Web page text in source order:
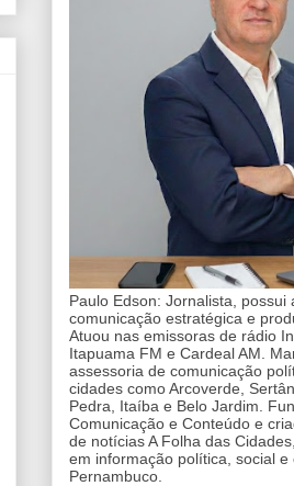
Paulo Edson: Jornalista, possui
comunicação estratégica e
Atuou nas emissoras de rádio
Itapuama FM e Cardeal AM.
assessoria de comunicação
cidades como Arcoverde,
Pedra, Itaíba e Belo Jardim.
Comunicação e Conteúdo e
de notícias A Folha das
em informação política, social
Pernambuco.